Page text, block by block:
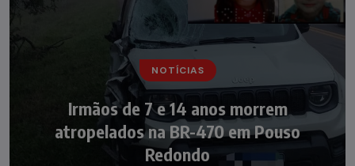
NOTÍCIAS
Irmãos de 7 e 14 anos morrem
atropelados na BR-470 em Pouso
Redondo
NOTÍCIAS
Nádia Menegazzi leva o nome de Taió ao
palco do Programa Silvio Santos